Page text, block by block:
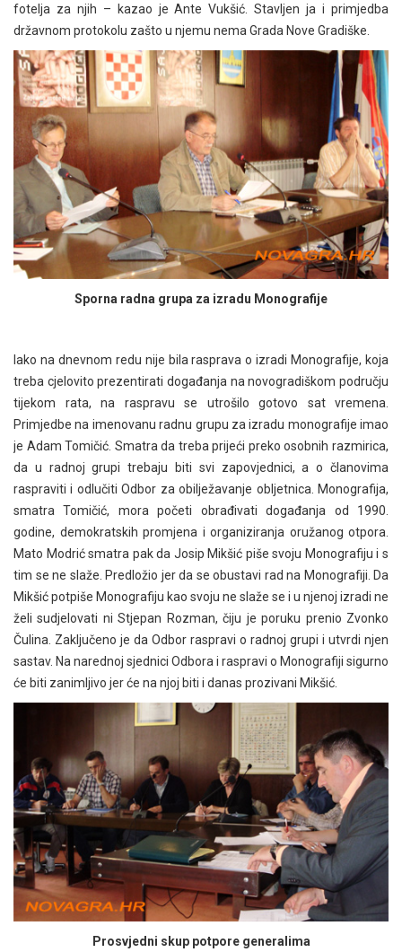
fotelja za njih – kazao je Ante Vukšić. Stavljen ja i primjedba
državnom protokolu zašto u njemu nema Grada Nove Gradiške.
Sporna radna grupa za izradu Monografije
Iako na dnevnom redu nije bila rasprava o izradi Monografije, koja
treba cjelovito prezentirati događanja na novogradiškom području
tijekom rata, na raspravu se utrošilo gotovo sat vremena.
Primjedbe na imenovanu radnu grupu za izradu monografije imao
je Adam Tomičić. Smatra da treba prijeći preko osobnih razmirica,
da u radnoj grupi trebaju biti svi zapovjednici, a o članovima
raspraviti i odlučiti Odbor za obilježavanje obljetnica. Monografija,
smatra Tomičić, mora početi obrađivati događanja od 1990.
godine, demokratskih promjena i organiziranja oružanog otpora.
Mato Modrić smatra pak da Josip Mikšić piše svoju Monografiju i s
tim se ne slaže. Predložio jer da se obustavi rad na Monografiji. Da
Mikšić potpiše Monografiju kao svoju ne slaže se i u njenoj izradi ne
želi sudjelovati ni Stjepan Rozman, čiju je poruku prenio Zvonko
Čulina. Zaključeno je da Odbor raspravi o radnoj grupi i utvrdi njen
sastav. Na narednoj sjednici Odbora i raspravi o Monografiji sigurno
će biti zanimljivo jer će na njoj biti i danas prozivani Mikšić.
Prosvjedni skup potpore generalima